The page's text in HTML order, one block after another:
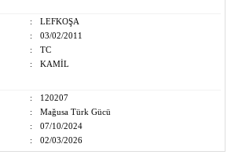
:
LEFKOŞA
:
03/02/2011
:
TC
: KAMİL
:
120207
:
Mağusa Türk Gücü
:
07/10/2024
: 02/03/2026